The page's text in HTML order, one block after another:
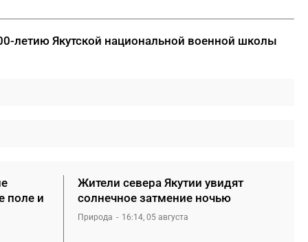
летию Якутской национальной военной школы
поле и
Жители севера Якутии увидят
солнечное затмение ночью
Природа 16:14, 05 августа